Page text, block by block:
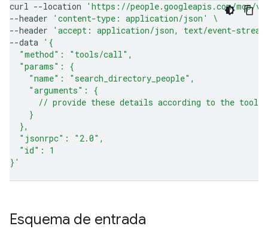
curl --location
'https://people.googleapis.com/mcp/
--header
'content-type: application/json'
\
--header
'accept: application/json, text/event-
--data '{
  "method": "tools/call",
  "params": {
    "name": "search_directory_people",
    "arguments": {
// provide these details according to the tool
    }
  },
  "jsonrpc": "2.0",
  "id": 1
}'
Esquema de entrada